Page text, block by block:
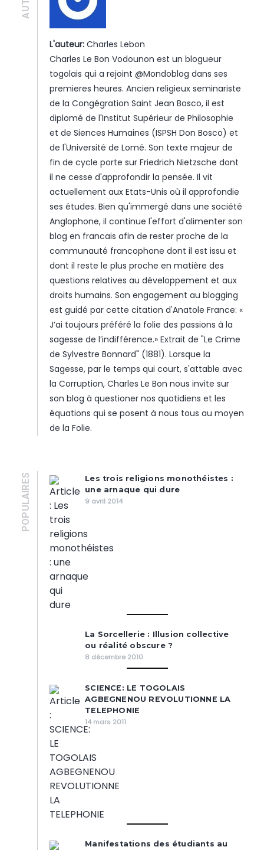
L'auteur: Charles Lebon
Charles Le Bon Vodounon est un blogueur
togolais qui a rejoint @Mondoblog dans ses
premieres heures. Ancien religieux seminariste
de la Congégration Saint Jean Bosco, il est
diplomé de l'Institut Supérieur de Philosophie
et de Siences Humaines (ISPSH Don Bosco) et
de l'Université de Lomé. Son texte majeur de
fin de cycle porte sur Friedrich Nietzsche dont
il ne cesse d'approfondir la pensée. Il vit
actuellement aux Etats-Unis où il approfondie
ses études. Bien qu'immergé dans une société
Anglophone, il continue l'effort d'alimenter son
blog en francais afin de rester proche de la
communauté francophone dont il est issu et
dont il reste le plus proche en matière des
questions relatives au développement et aux
droits humains. Son engagement au blogging
est guidé par cette citation d'Anatole France: «
J’ai toujours préféré la folie des passions à la
sagesse de l’indifférence.» Extrait de "Le Crime
de Sylvestre Bonnard" (1881). Lorsque la
Sagesse, par le temps qui court, s'attable avec
la Corruption, Charles Le Bon nous invite sur
son blog à questioner nos quotidiens et les
équations qui se posent à nous tous au moyen
de la Folie.
POPULAIRES
Les trois religions monothéistes :
une arnaque qui dure
9 avril 2014
La Sorcellerie : Illusion collective
ou réalité obscure ?
8 décembre 2010
SCIENCE: LE TOGOLAIS
AGBEGNENOU REVOLUTIONNE LA
TELEPHONIE
14 mars 2011
Manifestations des étudiants au